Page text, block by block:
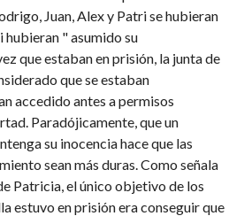
Juan, Alex y Patri se hubieran
" asumido su
que estaban en prisión, la junta de
que se estaban
accedido antes a permisos
Paradójicamente, que un
su inocencia hace que las
sean más duras. Como señala
Patricia, el único objetivo de los
estuvo en prisión era conseguir que